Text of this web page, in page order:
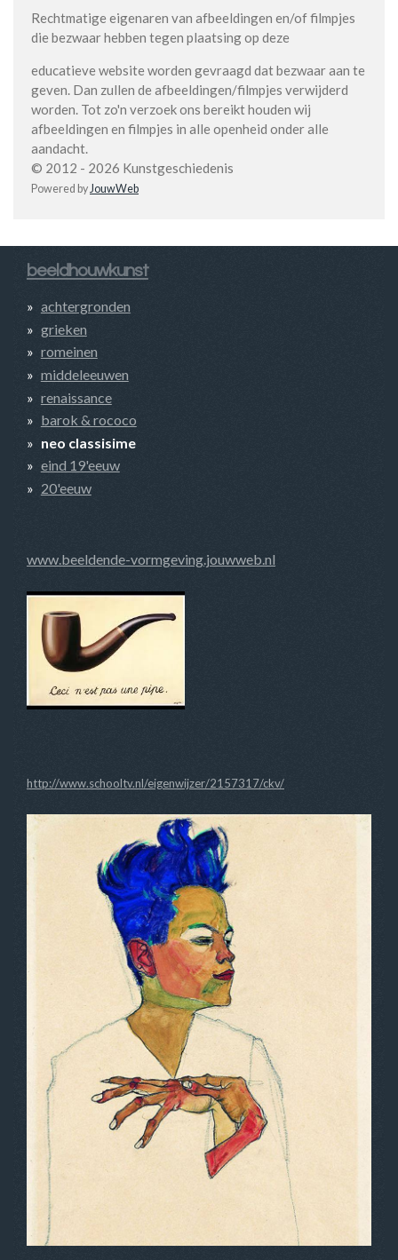
Rechtmatige eigenaren van afbeeldingen en/of filmpjes
die bezwaar hebben tegen plaatsing op deze
educatieve website worden gevraagd dat bezwaar aan te
geven. Dan zullen de afbeeldingen/filmpjes verwijderd
worden. Tot zo'n verzoek ons bereikt houden wij
afbeeldingen en filmpjes in alle openheid onder alle
aandacht.
© 2012 - 2026 Kunstgeschiedenis
Powered byJouwWeb
beeldhouwkunst
achtergronden
grieken
romeinen
middeleeuwen
renaissance
barok & rococo
neo classisime
eind 19'eeuw
20'eeuw
www.beeldende-vormgeving.jouwweb.nl
http://www.schooltv.nl/eigenwijzer/2157317/ckv/